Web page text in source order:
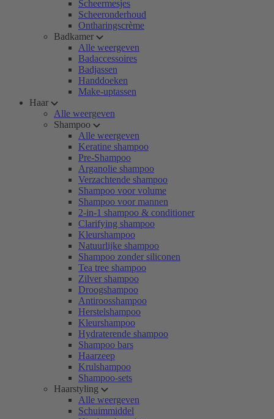
Scheermesjes
Scheeronderhoud
Ontharingscrème
Badkamer
Alle weergeven
Badaccessoires
Badjassen
Handdoeken
Make-uptassen
Haar
Alle weergeven
Shampoo
Alle weergeven
Keratine shampoo
Pre-Shampoo
Arganolie shampoo
Verzachtende shampoo
Shampoo voor volume
Shampoo voor mannen
2-in-1 shampoo & conditioner
Clarifying shampoo
Kleurshampoo
Natuurlijke shampoo
Shampoo zonder siliconen
Tea tree shampoo
Zilver shampoo
Droogshampoo
Antiroosshampoo
Herstelshampoo
Kleurshampoo
Hydraterende shampoo
Shampoo bars
Haarzeep
Krulshampoo
Shampoo-sets
Haarstyling
Alle weergeven
Schuimmiddel